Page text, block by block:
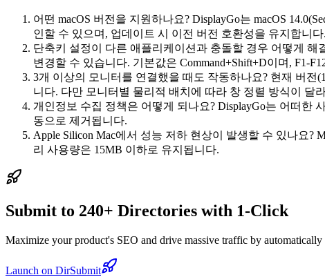
어떤 macOS 버전을 지원하나요? DisplayGo는 macOS
인할 수 있으며, 업데이트 시 이전 버전 호환성을 유지합니다.
단축키 설정이 다른 애플리케이션과 충돌할 경우 어떻게
변경할 수 있습니다. 기본값은 Command+Shift+D이며, F1-
3개 이상의 모니터를 연결했을 때도 작동하나요? 현재 버
니다. 다만 모니터별 물리적 배치에 따라 창 정렬 방식이 달
개인정보 수집 정책은 어떻게 되나요? DisplayGo는 어떠한
동으로 제거됩니다.
Apple Silicon Mac에서 성능 저하 현상이 발생할 수 있나요
리 사용량은 15MB 이하로 유지됩니다.
Submit to 240+ Directories with 1-Click
Maximize your product's SEO and drive massive traffic by
Launch on DirSubmit